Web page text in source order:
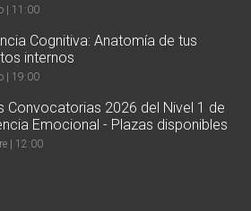
| 11:00
Cognitiva: Anatomía de tus
internos
| 19:00
Convocatorias 2026 del Nivel 1 de
Emocional - Plazas disponibles
| 12:00